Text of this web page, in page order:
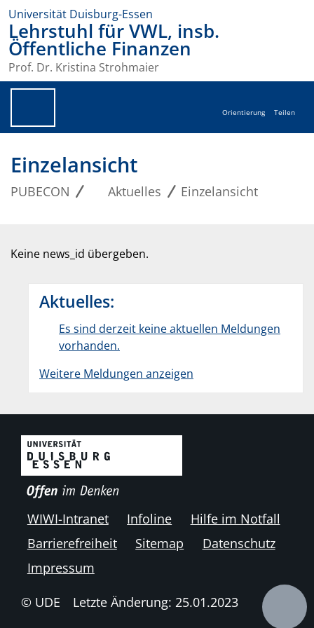
Universität Duisburg-Essen
Lehrstuhl für VWL, insb.
Öffentliche Finanzen
Prof. Dr. Kristina Strohmaier
Orientierung Teilen
Einzelansicht
PUBECON Aktuelles Einzelansicht
Keine news_id übergeben.
Aktuelles:
Es sind derzeit keine aktuellen Meldungen
vorhanden.
Weitere Meldungen anzeigen
WIWI-Intranet Infoline
Hilfe im Notfall
Barrierefreiheit
Sitemap
Datenschutz
Impressum
© UDE Letzte Änderung: 25.01.2023